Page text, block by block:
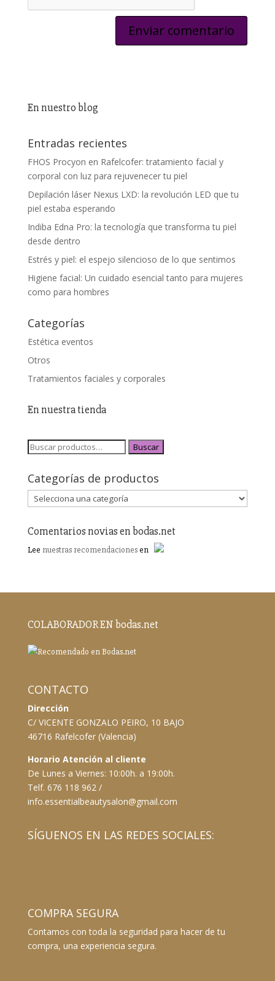
En nuestro blog
Entradas recientes
FHOS Procyon en Rafelcofer: tratamiento facial y
corporal con luz para rejuvenecer tu piel
Depilación láser Nexus LXD: la revolución LED que tu
piel estaba esperando
Indiba Edna Pro: la tecnología que transforma tu piel
desde dentro
Estrés y piel: el espejo silencioso de lo que sentimos
Higiene facial: Un cuidado esencial tanto para mujeres
como para hombres
Categorías
Estética eventos
Otros
Tratamientos faciales y corporales
En nuestra tienda
Buscar
Categorías de productos
Comentarios novias en bodas.net
Lee nuestras recomendacionesen
COLABORADOR EN bodas.net
CONTACTO
Dirección
C/ VICENTE GONZALO PEIRO, 10 BAJO
46716 Rafelcofer (Valencia)
Horario Atención al cliente
De Lunes a Viernes: 10:00h. a 19:00h.
Telf. 676 118 962 /
info.essentialbeautysalon@gmail.com
SÍGUENOS EN LAS REDES SOCIALES:
COMPRA SEGURA
Contamos con toda la seguridad para hacer de tu
compra, una experiencia segura.